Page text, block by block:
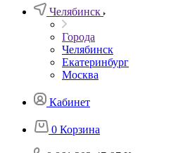
Челябинск
Города
Челябинск
Екатеринбург
Москва
Кабинет
0 Корзина